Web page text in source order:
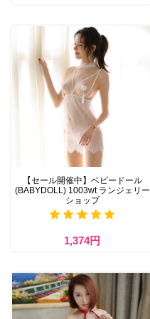
【セール開催中】ベビードール
(BABYDOLL) 1003wt ランジェリー
ショップ
1,374円